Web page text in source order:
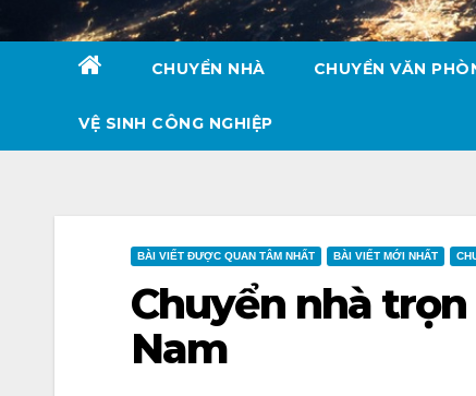
CHUYỂN NHÀ CHUYỂN VĂN
VỆ SINH CÔNG NGHIỆP
BÀI VIẾT ĐƯỢC QUAN TÂM NHẤT BÀI VIẾT MỚI NHẤT
Chuyển nhà
Nam